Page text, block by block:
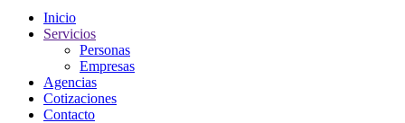
Inicio
Servicios
Personas
Empresas
Agencias
Cotizaciones
Contacto